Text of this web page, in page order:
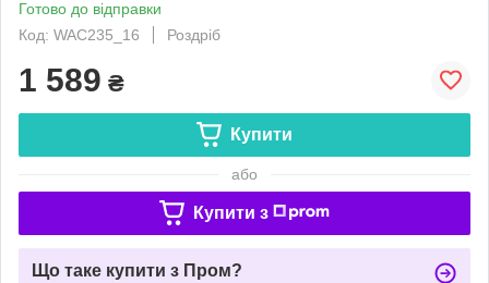
Готово до відправки
Код: WAC235_16
Роздріб
1 589 ₴
Купити
або
Купити з
Що таке купити з Пром?